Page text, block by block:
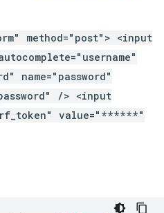
method="post"> <input
name="password"
/> <input
value="******"